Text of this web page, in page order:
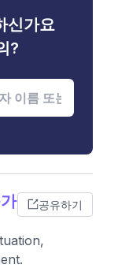
신가요
?
공유하기